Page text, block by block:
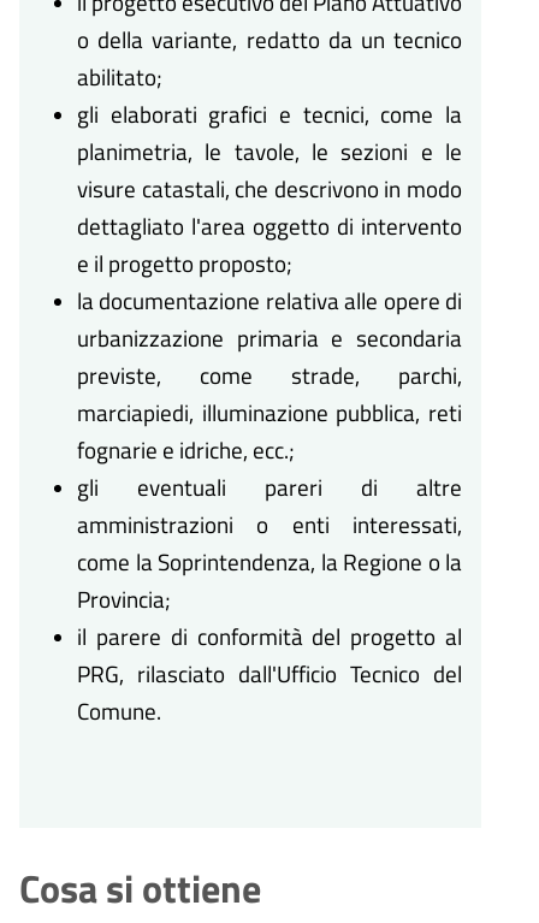
o della variante, redatto da un tecnico
abilitato;
gli elaborati grafici e tecnici, come la
planimetria, le tavole, le sezioni e le
visure catastali, che descrivono in modo
dettagliato l'area oggetto di intervento
e il progetto proposto;
la documentazione relativa alle opere di
urbanizzazione primaria e secondaria
previste, come strade, parchi,
marciapiedi, illuminazione pubblica, reti
fognarie e idriche, ecc.;
gli eventuali pareri di altre
amministrazioni o enti interessati,
come la Soprintendenza, la Regione o la
Provincia;
il parere di conformità del progetto al
PRG, rilasciato dall'Ufficio Tecnico del
Comune.
Cosa si ottiene